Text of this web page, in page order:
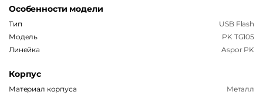
Особенности модели
Тип
USB Flash
Модель
PK TG105
Линейка
Aspor PK
Корпус
Материал корпуса Металл